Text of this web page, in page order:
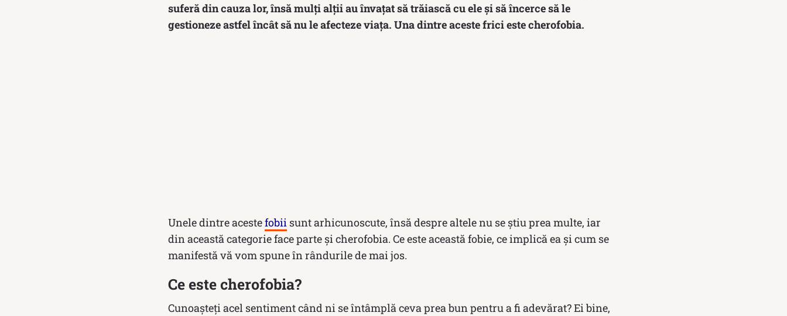
suferă din cauza lor, însă mulți alții au învațat să trăiască cu ele și să încerce să le
gestioneze astfel încât să nu le afecteze viața. Una dintre aceste frici este cherofobia.
Unele dintre acestefobii sunt arhicunoscute, însă despre altele nu se știu prea multe, iar
din această categorie face parte și cherofobia. Ce este această fobie, ce implică ea și cum se
manifestă vă vom spune în rândurile de mai jos.
Ce este cherofobia?
Cunoașteți acel sentiment când ni se întâmplă ceva prea bun pentru a fi adevărat? Ei bine,